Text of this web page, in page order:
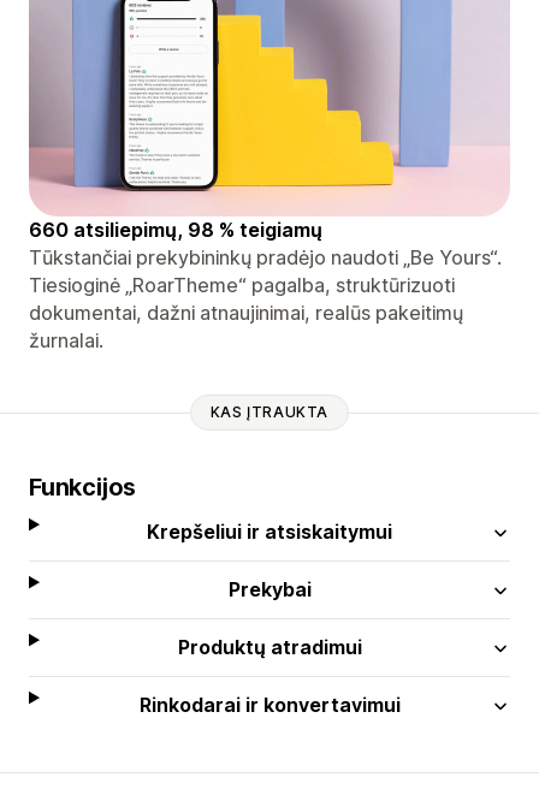
660 atsiliepimų, 98 % teigiamų
Tūkstančiai prekybininkų pradėjo naudoti „Be Yours“.
Tiesioginė „RoarTheme“ pagalba, struktūrizuoti
dokumentai, dažni atnaujinimai, realūs pakeitimų
žurnalai.
KAS ĮTRAUKTA
Funkcijos
Krepšeliui ir atsiskaitymui
Prekybai
Produktų atradimui
Rinkodarai ir konvertavimui